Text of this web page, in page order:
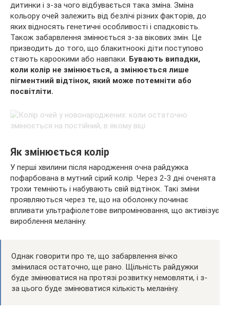
дитинки і з-за чого відбувається така зміна. Зміна
кольору очей залежить від безлічі різних факторів, до
яких відносять генетичні особливості і спадковість.
Також забарвлення змінюється з-за вікових змін. Це
призводить до того, що блакитноокі діти поступово
стають кароокими або навпаки. Бувають випадки,
коли колір не змінюється, а змінюється лише
пігментний відтінок, який може потемніти або
посвітліти.
Як змінюється колір
У перші хвилини після народження очна райдужка
пофарбована в мутний сірий колір. Через 2-3 дні оченята
трохи темніють і набувають свій відтінок. Такі зміни
проявляються через те, що на оболонку починає
впливати ультрафіолетове випромінювання, що активізує
вироблення меланіну.
Однак говорити про те, що забарвлення вічко
змінилася остаточно, ще рано. Щільність райдужки
буде змінюватися на протязі розвитку немовляти, і з-
за цього буде змінюватися кількість меланіну.